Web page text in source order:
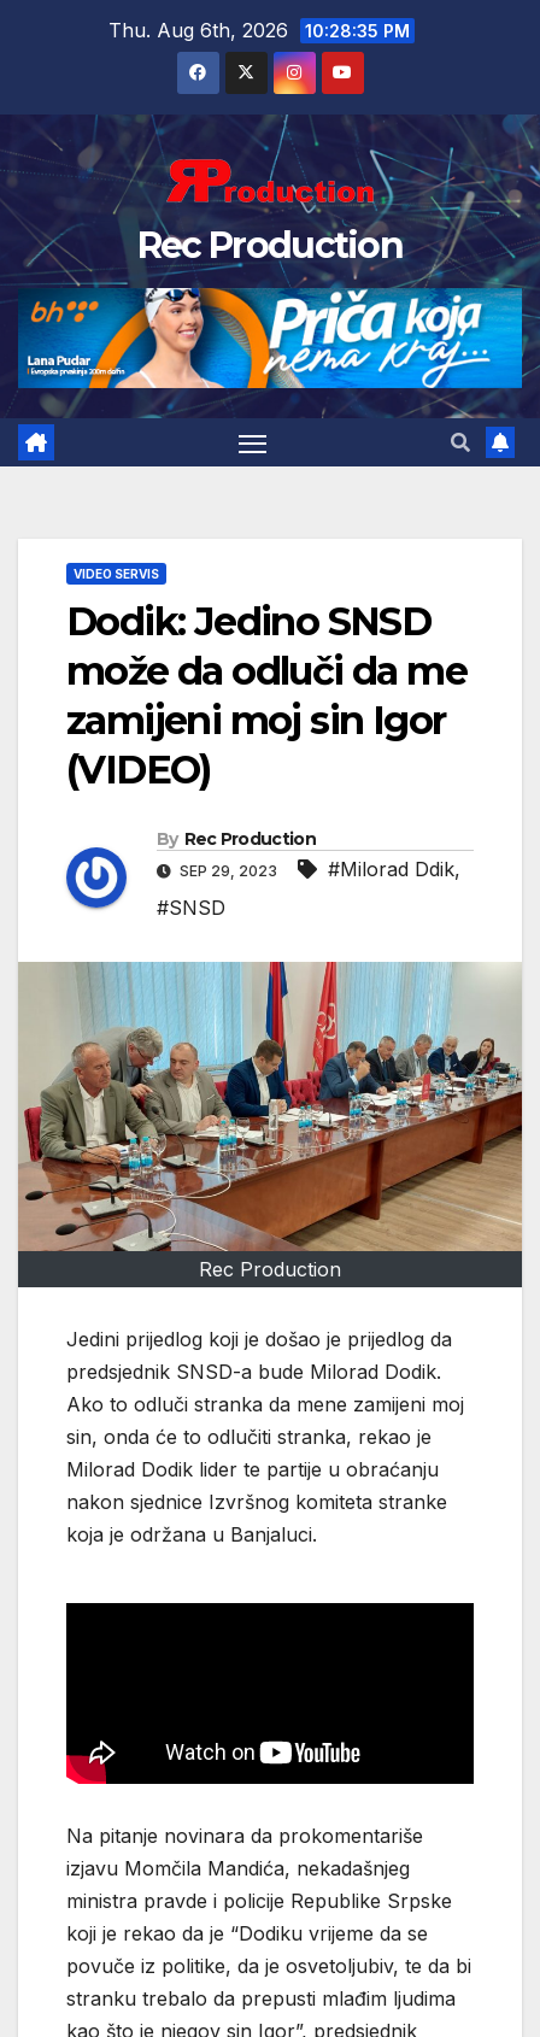
Thu. Aug 6th, 2026 10:28:36 PM
Rec Production
VIDEO SERVIS
Dodik: Jedino SNSD
može da odluči da me
zamijeni moj sin Igor
(VIDEO)
By Rec Production
SEP 29, 2023 #Milorad Ddik,
#SNSD
Rec Production
Jedini prijedlog koji je došao je prijedlog da
predsjednik SNSD-a bude Milorad Dodik.
Ako to odluči stranka da mene zamijeni moj
sin, onda će to odlučiti stranka, rekao je
Milorad Dodik lider te partije u obraćanju
nakon sjednice Izvršnog komiteta stranke
koja je održana u Banjaluci.
Na pitanje novinara da prokomentariše
izjavu Momčila Mandića, nekadašnjeg
ministra pravde i policije Republike Srpske
koji je rekao da je “Dodiku vrijeme da se
povuče iz politike, da je osvetoljubiv, te da bi
stranku trebalo da prepusti mlađim ljudima
kao što je njegov sin Igor”, predsjednik